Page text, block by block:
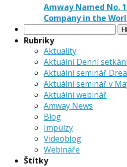
Amway Named No.
Company in the
Vyhledávání
Rubriky
Aktuality
Aktuální Denní
Aktuální seminář
Aktuální seminář v
Aktuální webinář
Amway News
Blog
Impulzy
Videoblog
Webináře
Štítky